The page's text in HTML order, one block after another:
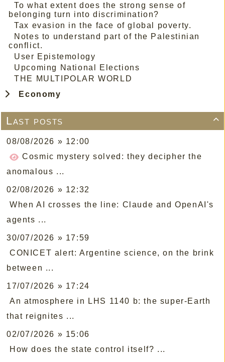
To what extent does the strong sense of
belonging turn into discrimination?
Tax evasion in the face of global poverty.
Notes to understand part of the Palestinian
conflict.
User Epistemology
Upcoming National Elections
THE MULTIPOLAR WORLD
Economy

Last posts
08/08/2026 » 12:00
Cosmic mystery solved: they decipher the
anomalous ...
02/08/2026 » 12:32
When AI crosses the line: Claude and OpenAI's
agents ...
30/07/2026 » 17:59
CONICET alert: Argentine science, on the brink
between ...
17/07/2026 » 17:24
An atmosphere in LHS 1140 b: the super-Earth
that reignites ...
02/07/2026 » 15:06
How does the state control itself? ...